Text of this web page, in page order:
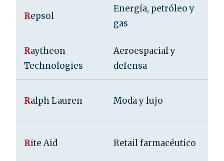
Repsol
Energía, petróleo y
gas
Raytheon
Technologies
Aeroespacial y
defensa
Ralph Lauren Moda y lujo
Rite Aid Retail farmacéutico